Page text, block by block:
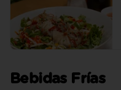
Bebidas Frías